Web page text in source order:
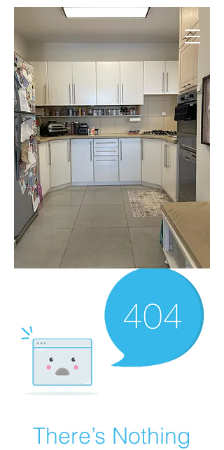
There’s Nothing